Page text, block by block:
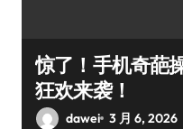
惊了！手机奇葩
狂欢来袭！
dawei 3 月 6, 2026